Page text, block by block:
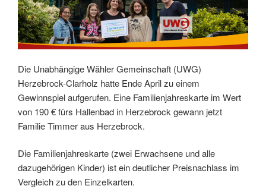
Die Unabhängige Wähler Gemeinschaft (UWG)
Herzebrock-Clarholz hatte Ende April zu einem
Gewinnspiel aufgerufen. Eine Familienjahreskarte im Wert
von 190 € fürs Hallenbad in Herzebrock gewann jetzt
Familie Timmer aus Herzebrock.
Die Familienjahreskarte (zwei Erwachsene und alle
dazugehörigen Kinder) ist ein deutlicher Preisnachlass im
Vergleich zu den Einzelkarten.